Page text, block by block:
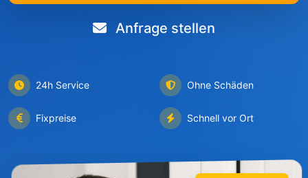
Anfrage stellen
24h Service Ohne Schäden
Fixpreise Schnell vor Ort